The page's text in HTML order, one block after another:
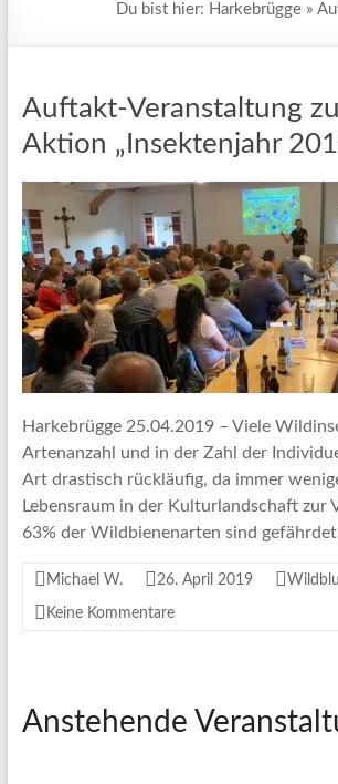
Du bist hier: Harkebrügge »
Auftakt-Veranstaltung
Aktion „Insektenjahr
Harkebrügge 25.04.2019 – Viele
Artenanzahl und in der Zahl der
Art drastisch rückläufig, da immer
Lebensraum in der Kulturlandschaft zur
63% der Wildbienenarten sind
Michael W. 26. April 2019
Keine Kommentare
Anstehende